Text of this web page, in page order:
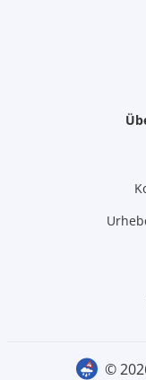
©